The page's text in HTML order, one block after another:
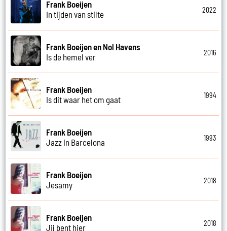
Frank Boeijen
In tijden van stilte
2022
Frank Boeijen en Nol Havens
Is de hemel ver
2016
Frank Boeijen
Is dit waar het om gaat
1994
Frank Boeijen
Jazz in Barcelona
1993
Frank Boeijen
Jesamy
2018
Frank Boeijen
Jij bent hier
2018